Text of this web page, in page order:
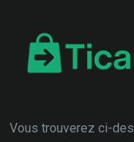
Vous trouverez ci-